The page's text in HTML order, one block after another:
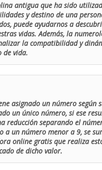
antigua que ha sido
y destino de una
puede ayudarnos a
vidas. Además, la
la compatibilidad y
de vida.
asignado un número según
un único número, si ese
reducción separando el
a un número menor a 9, se
online gratis que realiza
de dicho valor.